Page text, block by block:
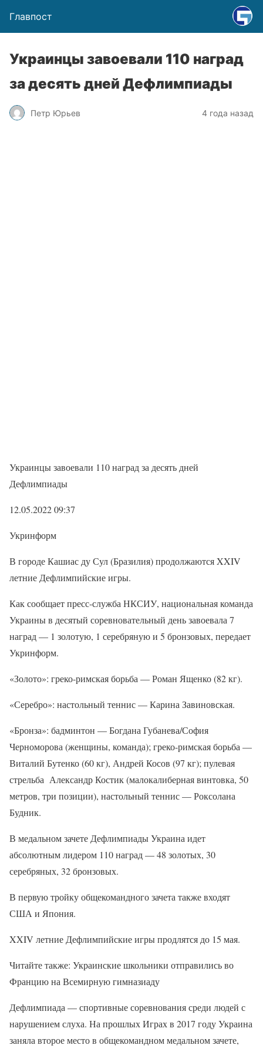
Главпост
Украинцы завоевали 110 наград
за десять дней Дефлимпиады
Петр Юрьев 4 года назад
Украинцы завоевали 110 наград за десять дней
Дефлимпиады
12.05.2022 09:37
Укринформ
В городе Кашиас ду Сул (Бразилия) продолжаются XXIV
летние Дефлимпийские игры.
Как сообщает пресс-служба НКСИУ, национальная команда
Украины в десятый соревновательный день завоевала 7
наград — 1 золотую, 1 серебряную и 5 бронзовых, передает
Укринформ.
«Золото»: греко-римская борьба — Роман Ященко (82 кг).
«Серебро»: настольный теннис — Карина Завиновская.
«Бронза»: бадминтон — Богдана Губанева/София
Черноморова (женщины, команда); греко-римская борьба —
Виталий Бутенко (60 кг), Андрей Косов (97 кг); пулевая
стрельба Александр Костик (малокалиберная винтовка, 50
метров, три позиции), настольный теннис — Роксолана
Будник.
В медальном зачете Дефлимпиады Украина идет
абсолютным лидером 110 наград — 48 золотых, 30
серебряных, 32 бронзовых.
В первую тройку общекомандного зачета также входят
США и Япония.
XXIV летние Дефлимпийские игры продлятся до 15 мая.
Читайте также: Украинские школьники отправились во
Францию ​​на Всемирную гимназиаду
Дефлимпиада — спортивные соревнования среди людей с
нарушением слуха. На прошлых Играх в 2017 году Украина
заняла второе место в общекомандном медальном зачете,